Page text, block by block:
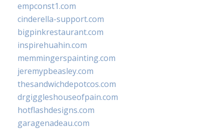
empconst1.com
cinderella-support.com
bigpinkrestaurant.com
inspirehuahin.com
memmingerspainting.com
jeremypbeasley.com
thesandwichdepotcos.com
drgiggleshouseofpain.com
hotflashdesigns.com
garagenadeau.com